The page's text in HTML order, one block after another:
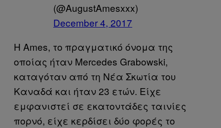
(@AugustAmesxxx)
December 4, 2017
Η Ames, το πραγματικό όνομα της
οποίας ήταν Mercedes Grabowski,
καταγόταν από τη Νέα Σκωτία του
Καναδά και ήταν 23 ετών. Είχε
εμφανιστεί σε εκατοντάδες ταινίες
πορνό, είχε κερδίσει δύο φορές το